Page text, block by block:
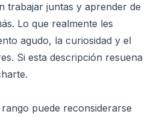
trabajar juntas y aprender de
Lo que realmente les
agudo, la curiosidad y el
Si esta descripción resuena
puede reconsiderarse